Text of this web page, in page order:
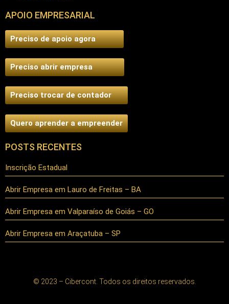
APOIO EMPRESARIAL
Preciso de apoio agora
Preciso abrir empresa
Preciso trocar de contador
Quero aprender a empreender
POSTS RECENTES
Inscrição Estadual
Abrir Empresa em Lauro de Freitas – BA
Abrir Empresa em Valparaíso de Goiás – GO
Abrir Empresa em Araçatuba – SP
© 2023 – Cibercont. Todos os direitos reservados.